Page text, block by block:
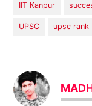
IIT Kanpur
UPSC upsc rank